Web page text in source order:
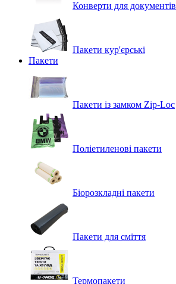
Конверти для документів
Пакети кур'єрські
Пакети
Пакети із замком Zip-Loc
Поліетиленові пакети
Біорозкладні пакети
Пакети для сміття
Термопакети